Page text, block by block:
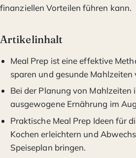
finanziellen Vorteilen führen kann.
Artikelinhalt
Meal Prep ist eine effektive
sparen und gesunde Mahlzeiten
Bei der Planung von Mahlzeiten
ausgewogene Ernährung im
Praktische Meal Prep Ideen für
Kochen erleichtern und
Speiseplan bringen.